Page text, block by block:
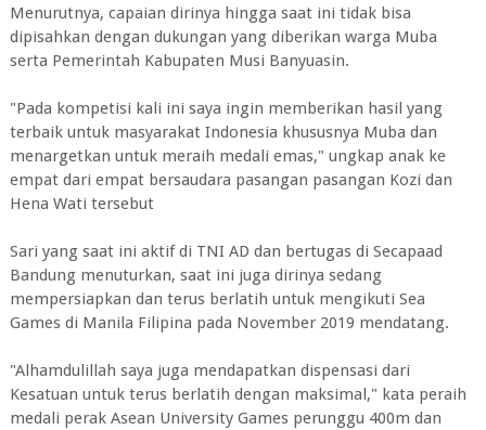
Menurutnya, capaian dirinya hingga saat ini tidak bisa
dipisahkan dengan dukungan yang diberikan warga Muba
serta Pemerintah Kabupaten Musi Banyuasin.
"Pada kompetisi kali ini saya ingin memberikan hasil yang
terbaik untuk masyarakat Indonesia khususnya Muba dan
menargetkan untuk meraih medali emas," ungkap anak ke
empat dari empat bersaudara pasangan pasangan Kozi dan
Hena Wati tersebut
Sari yang saat ini aktif di TNI AD dan bertugas di Secapaad
Bandung menuturkan, saat ini juga dirinya sedang
mempersiapkan dan terus berlatih untuk mengikuti Sea
Games di Manila Filipina pada November 2019 mendatang.
"Alhamdulillah saya juga mendapatkan dispensasi dari
Kesatuan untuk terus berlatih dengan maksimal," kata peraih
medali perak Asean University Games perunggu 400m dan